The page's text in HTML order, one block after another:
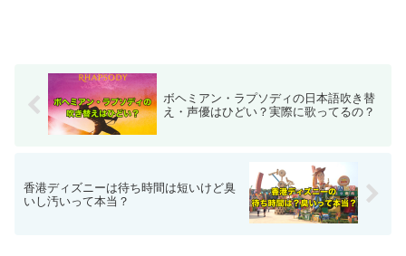
ボヘミアン・ラプソディの日本語吹き替
え・声優はひどい？実際に歌ってるの？
香港ディズニーは待ち時間は短いけど臭
いし汚いって本当？